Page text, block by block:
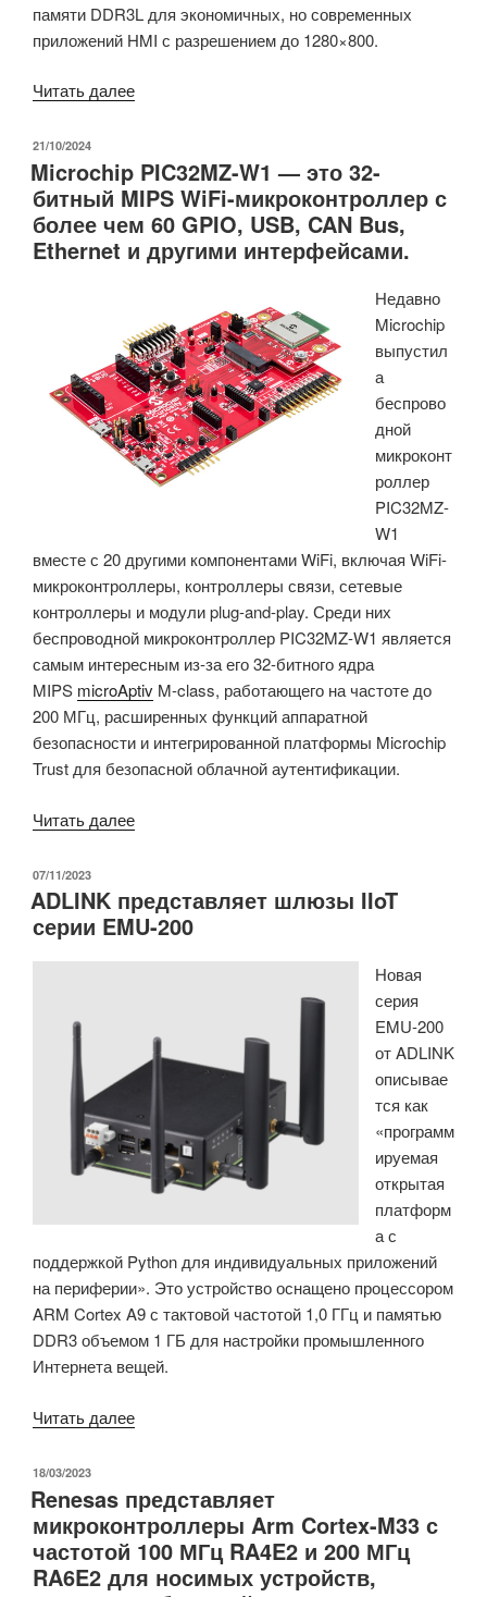
памяти DDR3L для экономичных, но современных
приложений HMI с разрешением до 1280×800.
Читать далее«Микропроцессор
Cortex-
A55
с
тактовой
ГГц
оснащен
128
МБ
встроенной
памяти
DDR3L
HMI»
ОПУБЛИКОВАНО
21/10/2024
Microchip PIC32MZ-W1 — это 32-
битный MIPS WiFi-микроконтроллер с
более чем 60 GPIO, USB, CAN Bus,
Ethernet и другими интерфейсами.
Недавно
Microchip
выпустил
а
беспрово
дной
микроконт
роллер
PIC32MZ-
W1
вместе с 20 другими компонентами WiFi, включая WiFi-
микроконтроллеры, контроллеры связи, сетевые
контроллеры и модули plug-and-play. Среди них
беспроводной микроконтроллер PIC32MZ-W1 является
самым интересным из-за его 32-битного ядра
MIPS microAptiv M-class, работающего на частоте до
200 МГц, расширенных функций аппаратной
безопасности и интегрированной платформы Microchip
Trust для безопасной облачной аутентификации.
Читать далее«Microchip
—
это
микроконтроллер
с
чем
60
GPIO,
Bus,
Ethernet
и
другими
интерфейсами.»
ОПУБЛИКОВАНО
07/11/2023
ADLINK представляет шлюзы IIoT
серии EMU-200
Новая
серия
EMU-200
от ADLINK
описывае
тся как
«программ
ируемая
открытая
платформ
а с
поддержкой Python для индивидуальных приложений
на периферии». Это устройство оснащено процессором
ARM Cortex A9 с тактовой частотой 1,0 ГГц и памятью
DDR3 объемом 1 ГБ для настройки промышленного
Интернета вещей.
Читать далее«ADLINK
IIoT
серии
EMU-
200»
ОПУБЛИКОВАНО
18/03/2023
Renesas представляет
микроконтроллеры Arm Cortex-M33 с
частотой 100 МГц RA4E2 и 200 МГц
RA6E2 для носимых устройств,